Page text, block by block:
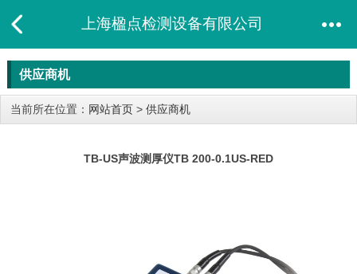
上海楹点检测设备有限公司
供应商机
当前所在位置： 网站首页 > 供应商机
TB-US声波测厚仪TB 200-0.1US-RED